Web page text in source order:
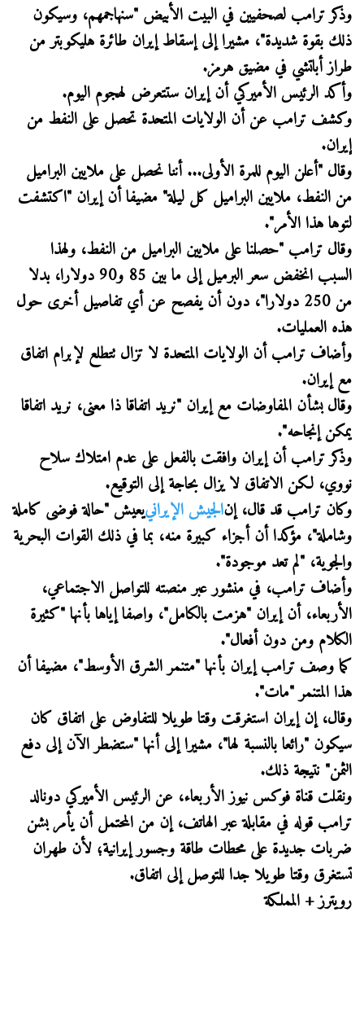
وذكر ترامب لصحفيين في البيت الأبيض "سنهاجمهم، وسيكون
ذلك بقوة شديدة"، مشيرا إلى إسقاط إيران طائرة هليكوبتر من
طراز أباتشي في مضيق هرمز.
وأكد الرئيس الأميركي أن إيران ستتعرض لهجوم اليوم.
وكشف ترامب عن أن الولايات المتحدة تحصل على النفط من
إيران.
وقال "أعلن اليوم للمرة الأولى... أننا نحصل على ملايين البراميل
من النفط، ملايين البراميل كل ليلة" مضيفا أن إيران "اكتشفت
لتوها هذا الأمر".
وقال ترامب "حصلنا على ملايين البراميل من النفط، ولهذا
السبب انخفض سعر البرميل إلى ما بين 85 و90 دولارا، بدلا
من 250 دولارا"، دون أن يفصح عن أي تفاصيل أخرى حول
هذه العمليات.
وأضاف ترامب أن الولايات المتحدة لا تزال تتطلع لإبرام اتفاق
مع إيران.
وقال بشأن المفاوضات مع إيران "نريد اتفاقا ذا معنى، نريد اتفاقا
يمكن إنجاحه".
وذكر ترامب أن إيران وافقت بالفعل على عدم امتلاك سلاح
نووي، لكن الاتفاق لا يزال بحاجة إلى التوقيع.
وكان ترامب قد قال، إنالجيش الإيرانييعيش "حالة فوضى كاملة
وشاملة"، مؤكدا أن أجزاء كبيرة منه، بما في ذلك القوات البحرية
والجوية، "لم تعد موجودة".
وأضاف ترامب، في منشور عبر منصته للتواصل الاجتماعي،
الأربعاء، أن إيران "هزمت بالكامل"، واصفا إياها بأنها "كثيرة
الكلام ومن دون أفعال".
كما وصف ترامب إيران بأنها "متنمر الشرق الأوسط"، مضيفا أن
هذا المتنمر "مات".
وقال، إن إيران استغرقت وقتا طويلا للتفاوض على اتفاق كان
سيكون "رائعا بالنسبة لها"، مشيرا إلى أنها "ستضطر الآن إلى دفع
الثمن" نتيجة ذلك.
ونقلت قناة فوكس نيوز الأربعاء، عن الرئيس الأميركي دونالد
ترامب قوله في مقابلة عبر الهاتف، إن من المحتمل أن يأمر بشن
ضربات جديدة على محطات طاقة وجسور إيرانية؛ لأن طهران
تستغرق وقتا طويلا جدا للتوصل إلى اتفاق.
رويترز + المملكة